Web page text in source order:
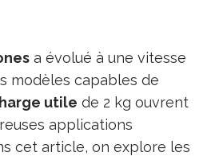
a évolué à une vitesse
modèles capables de
utile de 2 kg ouvrent
applications
cet article, on explore les